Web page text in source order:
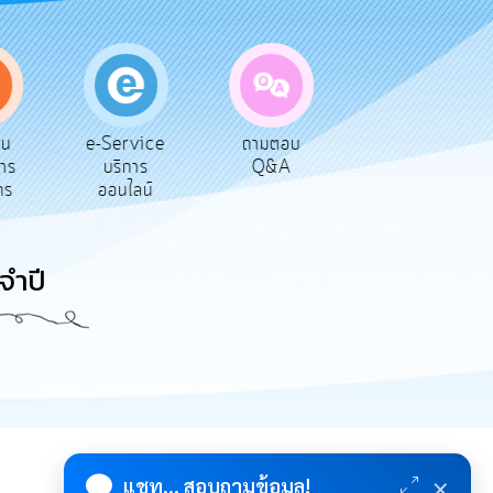
ร
ถามตอบ
Q&A
สำรวจความ
พึงพอใจ
ผู้รับเบีย
ำปี
แชท... สอบถามข้อมูล! ×